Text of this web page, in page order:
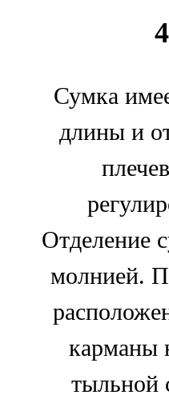
Сумка
длины и
Отделение
молнией.
карманы
тыльной